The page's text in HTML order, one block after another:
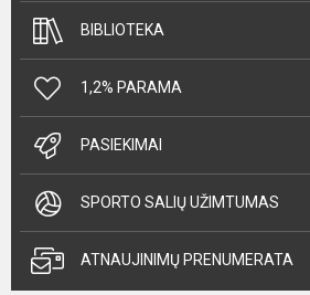
BIBLIOTEKA
1,2% PARAMA
PASIEKIMAI
SPORTO SALIŲ UŽIMTUMAS
ATNAUJINIMŲ PRENUMERATA